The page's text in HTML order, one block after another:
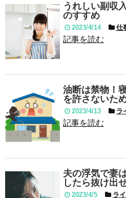
うれしい副収
のすすめ
2023/4/14 仕
記事を読む
油断は禁物！
を許さないた
2023/4/13 ラ
記事を読む
夫の浮気で妻
したら抜け出
2023/4/5 ラ